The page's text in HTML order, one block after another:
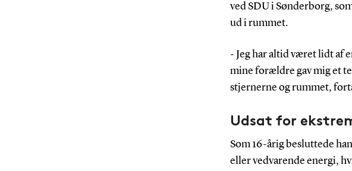
ved SDU i Sønderborg,
ud i rummet.
- Jeg har altid været lidt af
mine forældre gav mig et
stjernerne og rummet,
Udsat for
Som 16-årig besluttede
eller vedvarende energi,